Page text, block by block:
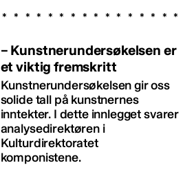
– Kunstnerundersøkelsen er
et viktig fremskritt
Kunstnerundersøkelsen gir oss
solide tall på kunstnernes
inntekter. I dette innlegget svarer
analysedirektøren i
Kulturdirektoratet
komponistene.